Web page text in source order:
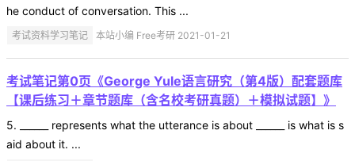
he conduct of conversation. This ...
考试资料学习笔记 本站小编 Free考研 2021-01-21
考试笔记第0页《George Yule语言研究（第4版）配套题库
【课后练习＋章节题库（含名校考研真题）＋模拟试题】》
5. ______ represents what the utterance is about ______ is what is s
aid about it. ...